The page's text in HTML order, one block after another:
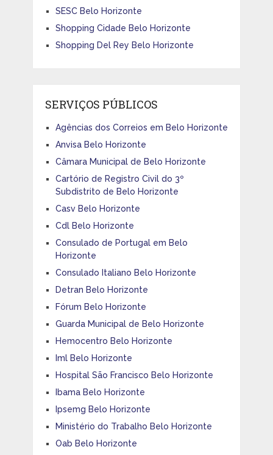
SESC Belo Horizonte
Shopping Cidade Belo Horizonte
Shopping Del Rey Belo Horizonte
SERVIÇOS PÚBLICOS
Agências dos Correios em Belo Horizonte
Anvisa Belo Horizonte
Câmara Municipal de Belo Horizonte
Cartório de Registro Civil do 3º
Subdistrito de Belo Horizonte
Casv Belo Horizonte
Cdl Belo Horizonte
Consulado de Portugal em Belo
Horizonte
Consulado Italiano Belo Horizonte
Detran Belo Horizonte
Fórum Belo Horizonte
Guarda Municipal de Belo Horizonte
Hemocentro Belo Horizonte
Iml Belo Horizonte
Hospital São Francisco Belo Horizonte
Ibama Belo Horizonte
Ipsemg Belo Horizonte
Ministério do Trabalho Belo Horizonte
Oab Belo Horizonte